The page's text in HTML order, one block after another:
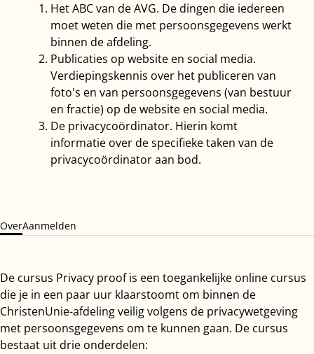
Het ABC van de AVG. De dingen die iedereen
moet weten die met persoonsgegevens werkt
binnen de afdeling.
Publicaties op website en social media.
Verdiepingskennis over het publiceren van
foto's en van persoonsgegevens (van bestuur
en fractie) op de website en social media.
De privacycoördinator. Hierin komt
informatie over de specifieke taken van de
privacycoördinator aan bod.
OverAanmelden
De cursus Privacy proof is een toegankelijke online cursus
die je in een paar uur klaarstoomt om binnen de
ChristenUnie-afdeling veilig volgens de privacywetgeving
met persoonsgegevens om te kunnen gaan. De cursus
bestaat uit drie onderdelen: